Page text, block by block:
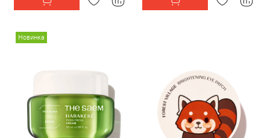
Новинка